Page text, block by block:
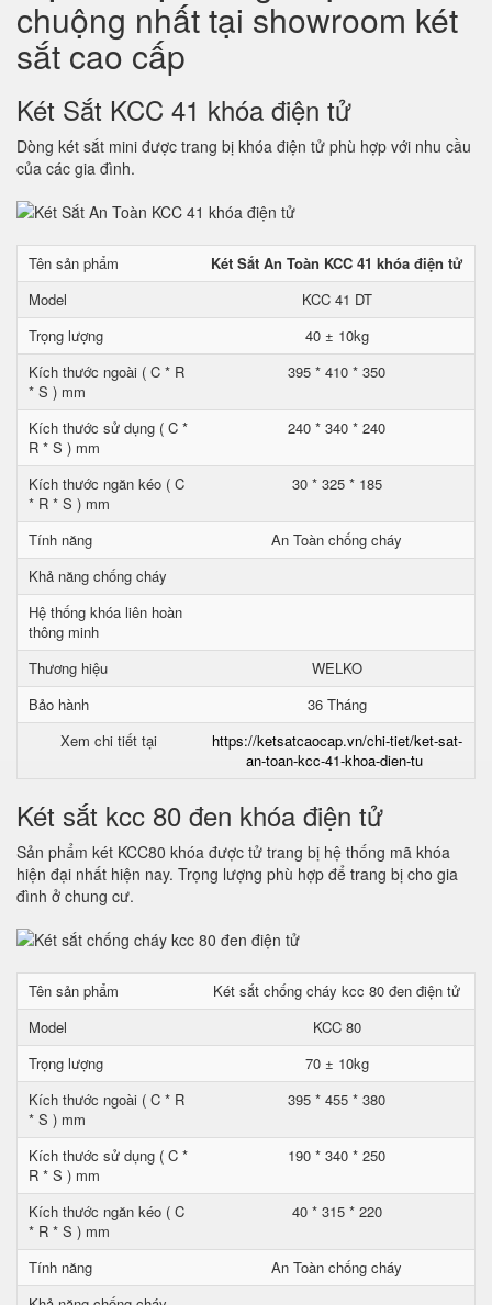
chuộng nhất tại showroom két
sắt cao cấp
Két Sắt KCC 41 khóa điện tử
Dòng két sắt mini được trang bị khóa điện tử phù hợp với nhu cầu
của các gia đình.
Tên sản phẩm
Két Sắt An Toàn KCC 41 khóa điện tử
Model
KCC 41 DT
Trọng lượng
40 ± 10kg
Kích thước ngoài ( C * R
* S ) mm
395 * 410 * 350
Kích thước sử dụng ( C *
R * S ) mm
240 * 340 * 240
Kích thước ngăn kéo ( C
* R * S ) mm
30 * 325 * 185
Tính năng
An Toàn chống cháy
Khả năng chống cháy
Hệ thống khóa liên hoàn
thông minh
Thương hiệu
WELKO
Bảo hành
36 Tháng
Xem chi tiết tại
https://ketsatcaocap.vn/chi-tiet/ket-sat-
an-toan-kcc-41-khoa-dien-tu
Két sắt kcc 80 đen khóa điện tử
Sản phẩm két KCC80 khóa được tử trang bị hệ thống mã khóa
hiện đại nhất hiện nay. Trọng lượng phù hợp để trang bị cho gia
đình ở chung cư.
Tên sản phẩm
Két sắt chống cháy kcc 80 đen điện tử
Model
KCC 80
Trọng lượng
70 ± 10kg
Kích thước ngoài ( C * R
* S ) mm
395 * 455 * 380
Kích thước sử dụng ( C *
R * S ) mm
190 * 340 * 250
Kích thước ngăn kéo ( C
* R * S ) mm
40 * 315 * 220
Tính năng
An Toàn chống cháy